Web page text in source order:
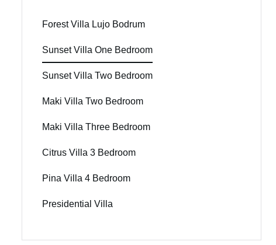
Forest Villa Lujo Bodrum
Sunset Villa One Bedroom
Sunset Villa Two Bedroom
Maki Villa Two Bedroom
Maki Villa Three Bedroom
Citrus Villa 3 Bedroom
Pina Villa 4 Bedroom
Presidential Villa